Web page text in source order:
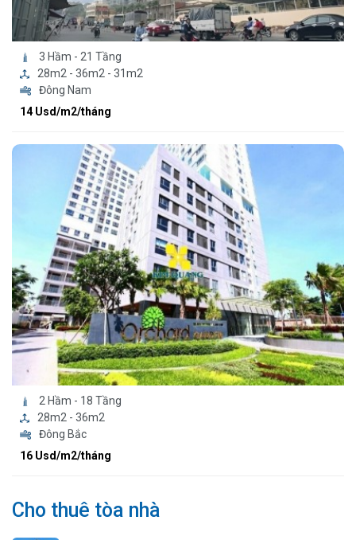
3 Hầm - 21 Tầng
28m2 - 36m2 - 31m2
Đông Nam
14 Usd/m2/tháng
2 Hầm - 18 Tầng
28m2 - 36m2
Đông Bắc
16 Usd/m2/tháng
Cho thuê tòa nhà